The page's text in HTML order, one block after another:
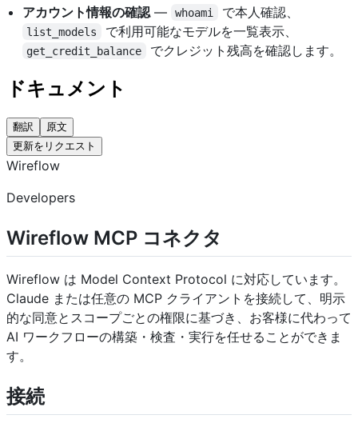
アカウント情報の確認 — whoami で本人確認、
list_models で利用可能なモデルを一覧表示、
get_credit_balance でクレジット残高を確認します。
ドキュメント
翻訳
原文
更新をリクエスト
Wireflow
Developers
Wireflow MCP コネクタ
Wireflow は Model Context Protocol に対応しています。
Claude または任意の MCP クライアントを接続して、明示
的な同意とスコープごとの権限に基づき、お客様に代わって
AI ワークフローの構築・検査・実行を任せることができま
す。
接続